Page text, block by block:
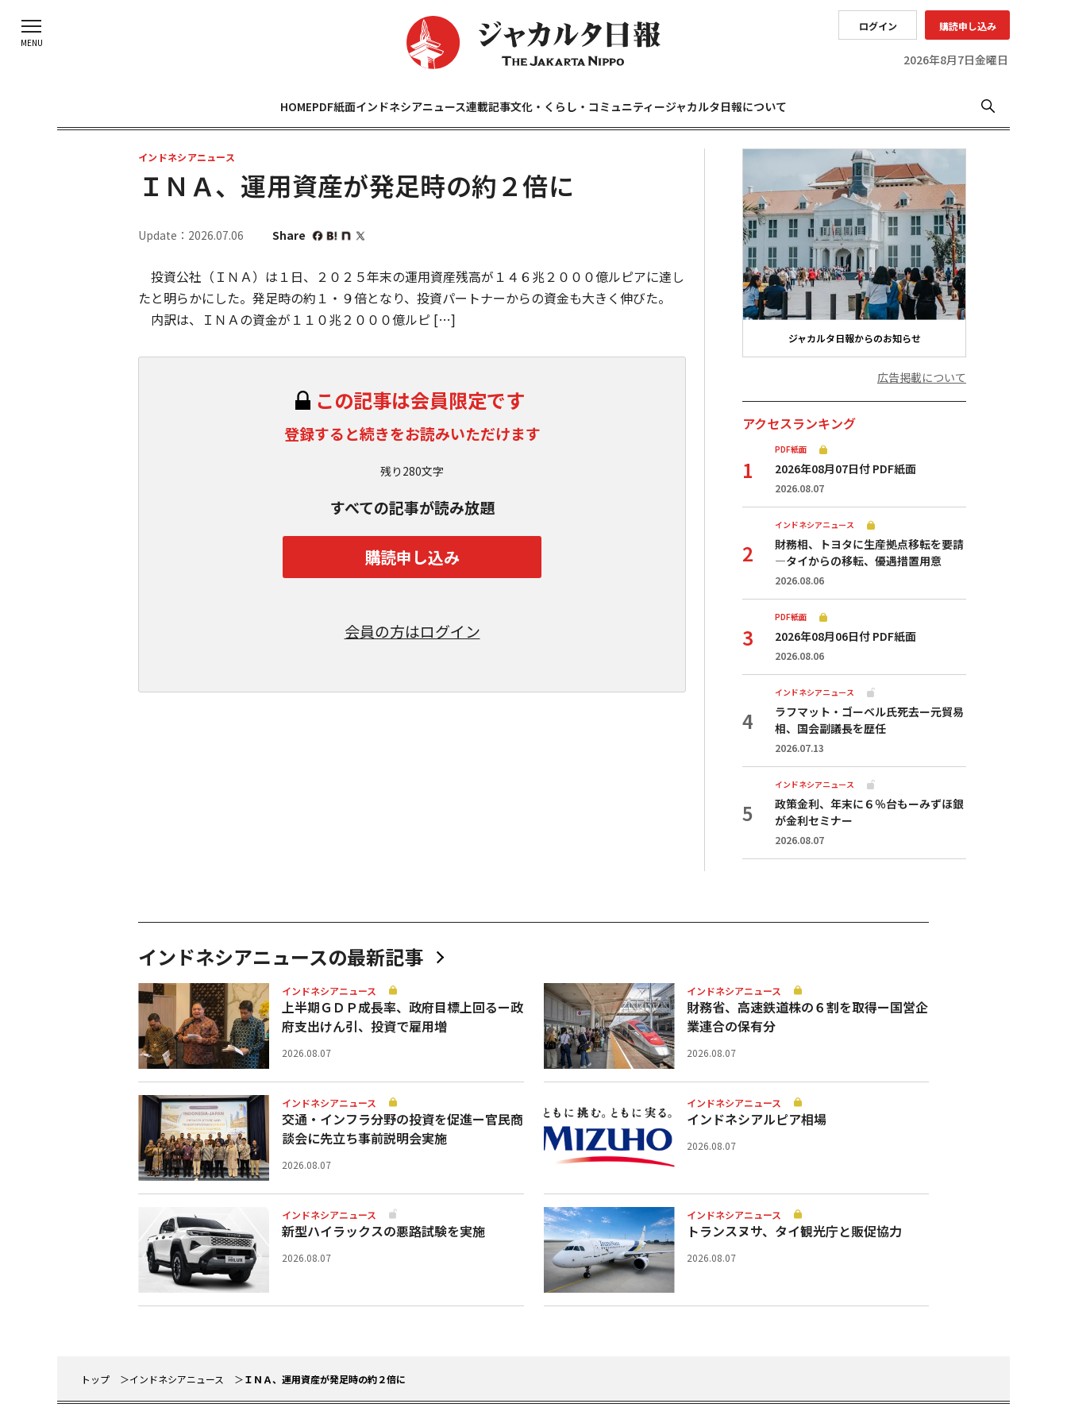
ログイン 購読申し込み
2026年8月7日金曜日
HOMEPDF紙面インドネシアニュース連載記事文化・くらし・コミュニティージャカルタ日報について
インドネシアニュース
ＩＮＡ、運用資産が発足時の約２倍に
Update：2026.07.06 Share
投資公社（ＩＮＡ）は１日、２０２５年末の運用資産残高が１４６兆２０００億ルピアに達し
たと明らかにした。発足時の約１・９倍となり、投資パートナーからの資金も大きく伸びた。
内訳は、ＩＮＡの資金が１１０兆２０００億ルピ […]
この記事は会員限定です
登録すると続きをお読みいただけます
残り280文字
すべての記事が読み放題
購読申し込み
会員の方はログイン
ジャカルタ日報からのお知らせ
広告掲載について
アクセスランキング
PDF紙面
2026年08月07日付 PDF紙面
2026.08.07
インドネシアニュース
財務相、トヨタに生産拠点移転を要請
—タイからの移転、優遇措置用意
2026.08.06
PDF紙面
2026年08月06日付 PDF紙面
2026.08.06
インドネシアニュース
ラフマット・ゴーベル氏死去ー元貿易
相、国会副議長を歴任
2026.07.13
インドネシアニュース
政策金利、年末に６％台もーみずほ銀
が金利セミナー
2026.08.07
インドネシアニュースの最新記事
インドネシアニュース
上半期ＧＤＰ成長率、政府目標上回るー政
府支出けん引、投資で雇用増
2026.08.07
インドネシアニュース
財務省、高速鉄道株の６割を取得ー国営企
業連合の保有分
2026.08.07
インドネシアニュース
交通・インフラ分野の投資を促進ー官民商
談会に先立ち事前説明会実施
2026.08.07
インドネシアニュース
インドネシアルピア相場
2026.08.07
インドネシアニュース
新型ハイラックスの悪路試験を実施
2026.08.07
インドネシアニュース
トランスヌサ、タイ観光庁と販促協力
2026.08.07
トップ インドネシアニュース ＩＮＡ、運用資産が発足時の約２倍に